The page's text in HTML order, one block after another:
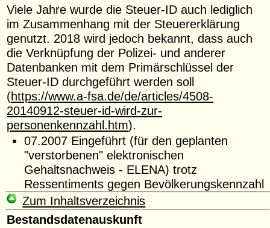
Viele Jahre wurde die Steuer-ID auch lediglich
im Zusammenhang mit der Steuererklärung
genutzt. 2018 wird jedoch bekannt, dass auch
die Verknüpfung der Polizei- und anderer
Datenbanken mit dem Primärschlüssel der
Steuer-ID durchgeführt werden soll
(https://www.a-fsa.de/de/articles/4508-
20140912-steuer-id-wird-zur-
personenkennzahl.htm).
07.2007 Eingeführt (für den geplanten
"verstorbenen" elektronischen
Gehaltsnachweis - ELENA) trotz
Ressentiments gegen Bevölkerungskennzahl
Zum Inhaltsverzeichnis
Bestandsdatenauskunft